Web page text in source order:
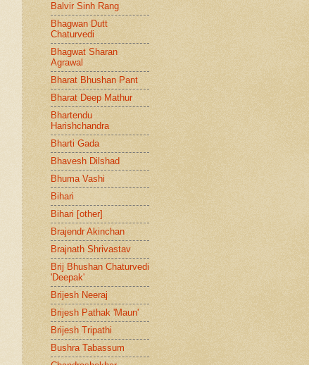
Balvir Sinh Rang
Bhagwan Dutt
Chaturvedi
Bhagwat Sharan
Agrawal
Bharat Bhushan Pant
Bharat Deep Mathur
Bhartendu
Harishchandra
Bharti Gada
Bhavesh Dilshad
Bhuma Vashi
Bihari
Bihari [other]
Brajendr Akinchan
Brajnath Shrivastav
Brij Bhushan Chaturvedi
'Deepak'
Brijesh Neeraj
Brijesh Pathak 'Maun'
Brijesh Tripathi
Bushra Tabassum